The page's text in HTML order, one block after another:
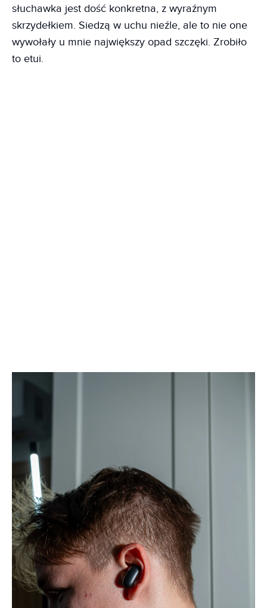
słuchawka jest dość konkretna, z wyraźnym
skrzydełkiem. Siedzą w uchu nieźle, ale to nie one
wywołały u mnie największy opad szczęki. Zrobiło
to etui.